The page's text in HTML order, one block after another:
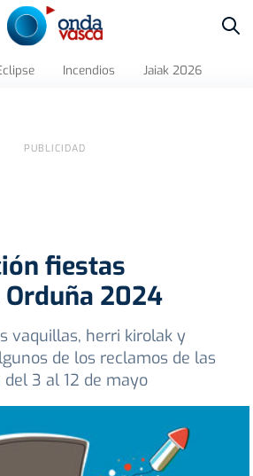
Incendios Jaiak 2026
fiestas
2024
vaquillas, herri kirolak y
de los reclamos de las
3 al 12 de mayo